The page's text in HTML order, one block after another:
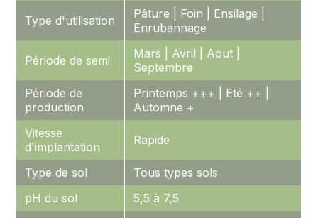
Type d'utilisation
Pâture | Foin | Ensilage |
Enrubannage
Période de semi
Mars | Avril | Aout |
Septembre
Période de
production
Printemps +++ | Eté ++ |
Automne +
Vitesse
d'implantation
Rapide
Type de sol
Tous types sols
pH du sol
5,5 à 7,5